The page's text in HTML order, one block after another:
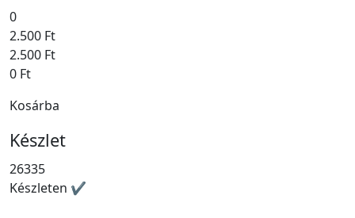
0
2.500 Ft
2.500 Ft
0 Ft
Kosárba
Készlet
26335
Készleten ✔